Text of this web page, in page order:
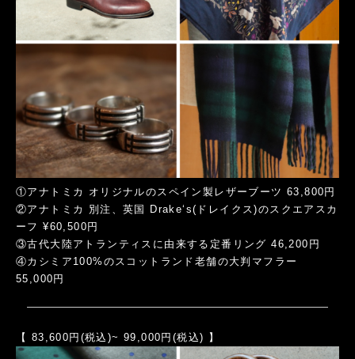
①アナトミカ オリジナルのスペイン製レザーブーツ 63,800円
②アナトミカ 別注、英国 Drake‘s(ドレイクス)のスクエアスカ
ーフ ¥60,500円
③古代大陸アトランティスに由来する定番リング 46,200円
④カシミア100%のスコットランド老舗の大判マフラー
55,000円
【 83,600円(税込)~ 99,000円(税込) 】